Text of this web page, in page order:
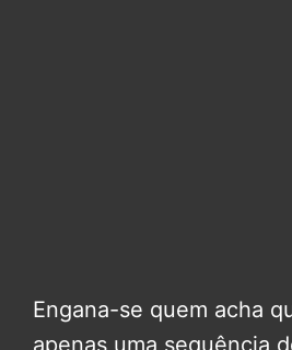
Engana-se quem acha